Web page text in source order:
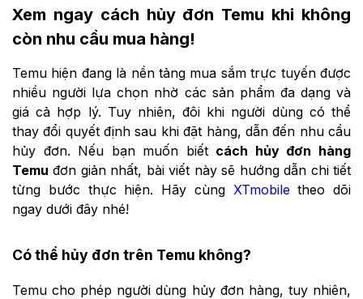
Xem ngay cách hủy đơn Temu khi không
còn nhu cầu mua hàng!
Temu hiện đang là nền tảng mua sắm trực tuyến được
nhiều người lựa chọn nhờ các sản phẩm đa dạng và
giá cả hợp lý. Tuy nhiên, đôi khi người dùng có thể
thay đổi quyết định sau khi đặt hàng, dẫn đến nhu cầu
hủy đơn. Nếu bạn muốn biết cách hủy đơn hàng
Temu đơn giản nhất, bài viết này sẽ hướng dẫn chi tiết
từng bước thực hiện. Hãy cùng XTmobiletheo dõi
ngay dưới đây nhé!
Có thể hủy đơn trên Temu không?
Temu cho phép người dùng hủy đơn hàng, tuy nhiên,